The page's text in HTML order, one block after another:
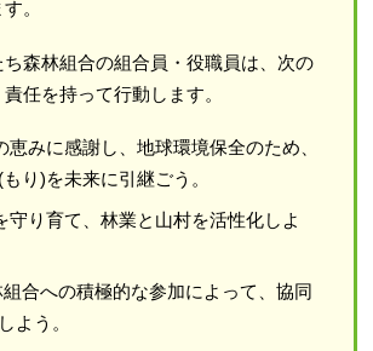
。
ち森林組合の組合員・役職員は、次の
任を持って行動します。
恵みに感謝し、地球環境保全のため、
り)を未来に引継ごう。
守り育て、林業と山村を活性化しよ
合への積極的な参加によって、協同
よう。